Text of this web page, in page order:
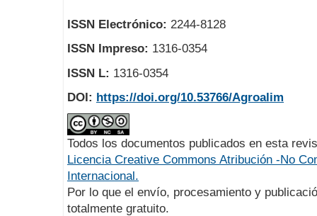
ISSN Electrónico: 2244-8128
ISSN Impreso: 1316-0354
ISSN L: 1316-0354
DOI: https://doi.org/10.53766/Agroalim
Todos los documentos publicados en esta
Licencia Creative Commons Atribución -No
Internacional.
Por lo que el envío, procesamiento y
totalmente gratuito.